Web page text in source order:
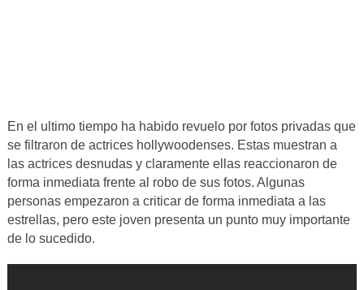
En el ultimo tiempo ha habido revuelo por fotos privadas que
se filtraron de actrices hollywoodenses. Estas muestran a
las actrices desnudas y claramente ellas reaccionaron de
forma inmediata frente al robo de sus fotos. Algunas
personas empezaron a criticar de forma inmediata a las
estrellas, pero este joven presenta un punto muy importante
de lo sucedido.